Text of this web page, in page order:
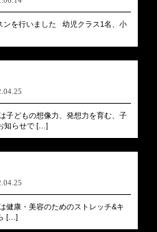
ンを行いました 幼児クラス1名、小
子どもの想像力、発想力を育む、子
知らせで […]
健康・美容のためのストレッチ&キ
[…]